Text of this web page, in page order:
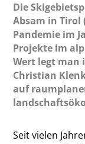
Die
Absam in Tirol
Pandemie im
Projekte im
Wert legt man
Christian
auf
Seit vielen